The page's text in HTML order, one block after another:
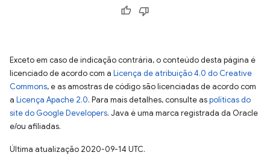
Exceto em caso de indicação contrária, o conteúdo desta página é
licenciado de acordo com a Licença de atribuição 4.0 do Creative
Commons, e as amostras de código são licenciadas de acordo com
a Licença Apache 2.0. Para mais detalhes, consulte aspolíticas do
site do Google Developers. Java é uma marca registrada da Oracle
e/ou afiliadas.
Última atualização 2020-09-14 UTC.